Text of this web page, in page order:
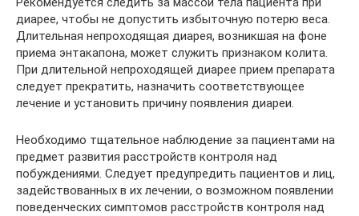
диарее, чтобы не допустить избыточную потерю веса.
Длительная непроходящая диарея, возникшая на фоне
приема энтакапона, может служить признаком колита.
При длительной непроходящей диарее прием препарата
следует прекратить, назначить соответствующее
лечение и установить причину появления диареи.
Необходимо тщательное наблюдение за пациентами на
предмет развития расстройств контроля над
побуждениями. Следует предупредить пациентов и лиц,
задействованных в их лечении, о возможном появлении
поведенческих симптомов расстройств контроля над